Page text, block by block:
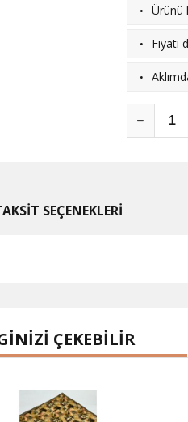
· Ürünü
· Fiyatı
·
SEÇENEKLERİ
ÇEKEBİLİR